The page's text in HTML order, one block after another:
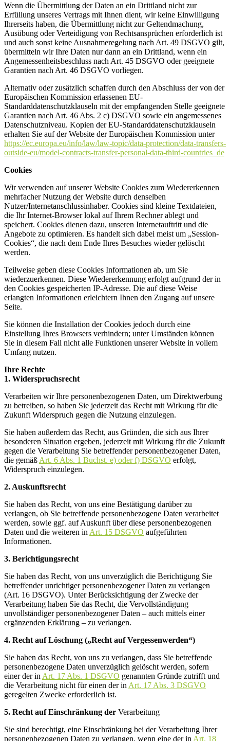
Wenn die Übermittlung der Daten an ein Drittland nicht zur
Erfüllung unseres Vertrags mit Ihnen dient, wir keine Einwilligung
Ihrerseits haben, die Übermittlung nicht zur Geltendmachung,
Ausübung oder Verteidigung von Rechtsansprüchen erforderlich ist
und auch sonst keine Ausnahmeregelung nach Art. 49 DSGVO gilt,
übermitteln wir Ihre Daten nur dann an ein Drittland, wenn ein
Angemessenheitsbeschluss nach Art. 45 DSGVO oder geeignete
Garantien nach Art. 46 DSGVO vorliegen.
Alternativ oder zusätzlich schaffen durch den Abschluss der von der
Europäischen Kommission erlassenen EU-
Standarddatenschutzklauseln mit der empfangenden Stelle geeignete
Garantien nach Art. 46 Abs. 2 c) DSGVO sowie ein angemessenes
Datenschutzniveau. Kopien der EU-Standarddatenschutzklauseln
erhalten Sie auf der Website der Europäischen Kommission unter
https://ec.europa.eu/info/law/law-topic/data-protection/data-transfers-
outside-eu/model-contracts-transfer-personal-data-third-countries_de
Cookies
Wir verwenden auf unserer Website Cookies zum Wiedererkennen
mehrfacher Nutzung der Website durch denselben
Nutzer/Internetanschlussinhaber. Cookies sind kleine Textdateien,
die Ihr Internet-Browser lokal auf Ihrem Rechner ablegt und
speichert. Cookies dienen dazu, unseren Internetauftritt und die
Angebote zu optimieren. Es handelt sich dabei meist um „Session-
Cookies“, die nach dem Ende Ihres Besuches wieder gelöscht
werden.
Teilweise geben diese Cookies Informationen ab, um Sie
wiederzuerkennen. Diese Wiedererkennung erfolgt aufgrund der in
den Cookies gespeicherten IP-Adresse. Die auf diese Weise
erlangten Informationen erleichtern Ihnen den Zugang auf unsere
Seite.
Sie können die Installation der Cookies jedoch durch eine
Einstellung Ihres Browsers verhindern; unter Umständen können
Sie in diesem Fall nicht alle Funktionen unserer Website in vollem
Umfang nutzen.
Ihre Rechte
1. Widerspruchsrecht
Verarbeiten wir Ihre personenbezogenen Daten, um Direktwerbung
zu betreiben, so haben Sie jederzeit das Recht mit Wirkung für die
Zukunft Widerspruch gegen die Nutzung einzulegen.
Sie haben außerdem das Recht, aus Gründen, die sich aus Ihrer
besonderen Situation ergeben, jederzeit mit Wirkung für die Zukunft
gegen die Verarbeitung Sie betreffender personenbezogener Daten,
die gemäß Art. 6 Abs. 1 Buchst. e) oder f) DSGVO erfolgt,
Widerspruch einzulegen.
2. Auskunftsrecht
Sie haben das Recht, von uns eine Bestätigung darüber zu
verlangen, ob Sie betreffende personenbezogene Daten verarbeitet
werden, sowie ggf. auf Auskunft über diese personenbezogenen
Daten und die weiteren in Art. 15 DSGVO aufgeführten
Informationen.
3. Berichtigungsrecht
Sie haben das Recht, von uns unverzüglich die Berichtigung Sie
betreffender unrichtiger personenbezogener Daten zu verlangen
(Art. 16 DSGVO). Unter Berücksichtigung der Zwecke der
Verarbeitung haben Sie das Recht, die Vervollständigung
unvollständiger personenbezogener Daten – auch mittels einer
ergänzenden Erklärung – zu verlangen.
4. Recht auf Löschung („Recht auf Vergessenwerden“)
Sie haben das Recht, von uns zu verlangen, dass Sie betreffende
personenbezogene Daten unverzüglich gelöscht werden, sofern
einer der in Art. 17 Abs. 1 DSGVO genannten Gründe zutrifft und
die Verarbeitung nicht für einen der in Art. 17 Abs. 3 DSGVO
geregelten Zwecke erforderlich ist.
5. Recht auf Einschränkung der Verarbeitung
Sie sind berechtigt, eine Einschränkung bei der Verarbeitung Ihrer
personenbezogenen Daten zu verlangen, wenn eine der in Art. 18